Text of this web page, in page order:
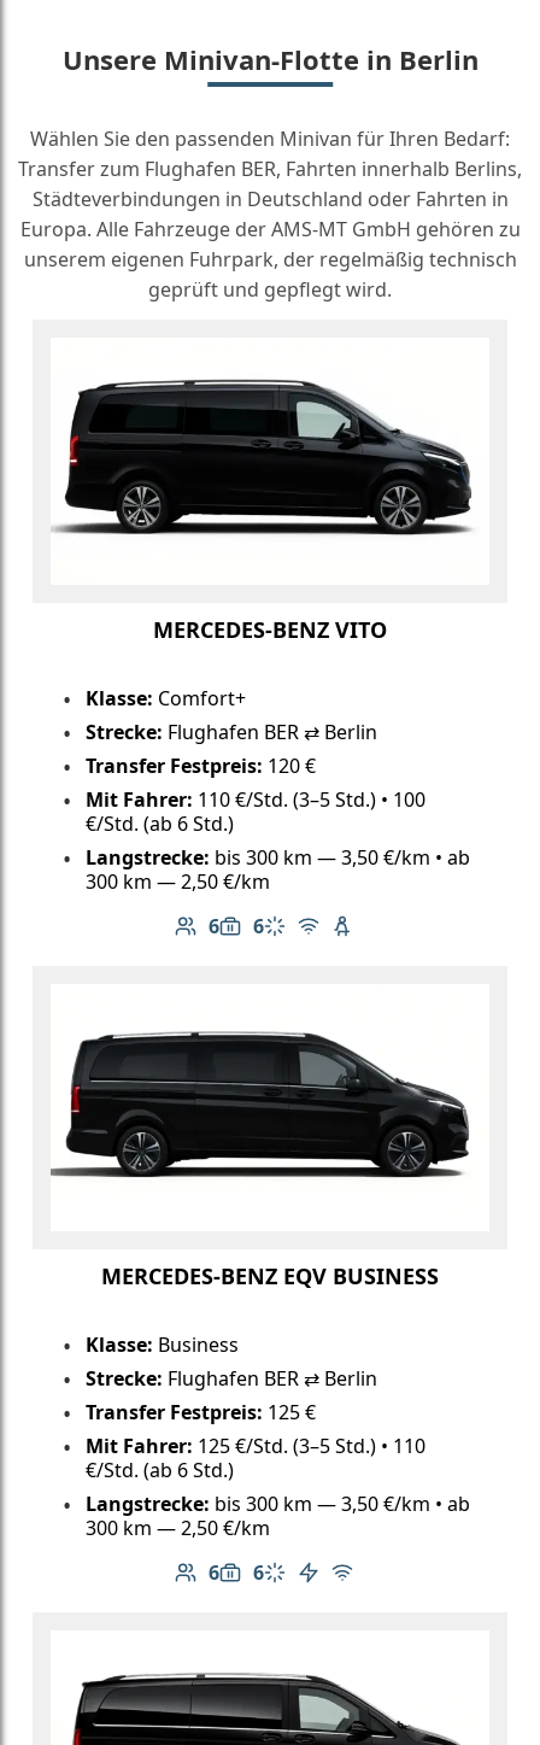
Unsere Minivan-Flotte in Berlin
Wählen Sie den passenden Minivan für Ihren Bedarf:
Transfer zum Flughafen BER, Fahrten innerhalb Berlins,
Städteverbindungen in Deutschland oder Fahrten in
Europa. Alle Fahrzeuge der AMS-MT GmbH gehören zu
unserem eigenen Fuhrpark, der regelmäßig technisch
geprüft und gepflegt wird.
MERCEDES-BENZ VITO
Klasse: Comfort+
Strecke: Flughafen BER ⇄ Berlin
Transfer Festpreis: 120 €
Mit Fahrer: 110 €/Std. (3–5 Std.) • 100
€/Std. (ab 6 Std.)
Langstrecke: bis 300 km — 3,50 €/km • ab
300 km — 2,50 €/km
6
Anzahl der Passagiere: 6
6
Gepäckkapazität: 6
Klimaanlage
Kostenloses WLAN
Kindersitz verfügbar
MERCEDES-BENZ EQV BUSINESS
Klasse: Business
Strecke: Flughafen BER ⇄ Berlin
Transfer Festpreis: 125 €
Mit Fahrer: 125 €/Std. (3–5 Std.) • 110
€/Std. (ab 6 Std.)
Langstrecke: bis 300 km — 3,50 €/km • ab
300 km — 2,50 €/km
6
Anzahl der Passagiere: 6
6
Gepäckkapazität: 6
Klimaanlage
Elektrofahrzeug
Kostenloses WLAN